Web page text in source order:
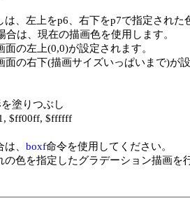
、左上をp6、右下をp7で指定された
は、現在の描画色を使用します。
の左上(0,0)が設定されます。
の右下(描画サイズいっぱいまで)が設
$ff00ff, $ffffff
、 boxf命令を使用してください。
色を指定したグラデーション描画を